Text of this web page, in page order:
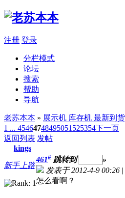
注册 登录
分栏模式
论坛
搜索
帮助
导航
老苏本本 » 展示机 库存机 最新到货
1 ... 45464748495051 525354下一页
返回列表 发帖
kings
新手上路
461# 跳转到
»
发表于 2012-4-9 00:26 |
怎么看啊？